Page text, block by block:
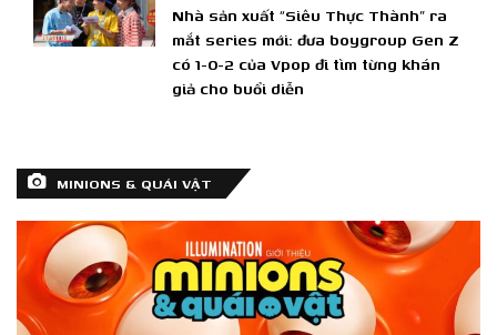
Nhà sản xuất “Siêu Thực Thành” ra
mắt series mới: đưa boygroup Gen Z
có 1-0-2 của Vpop đi tìm từng khán
giả cho buổi diễn
MINIONS & QUÁI VẬT